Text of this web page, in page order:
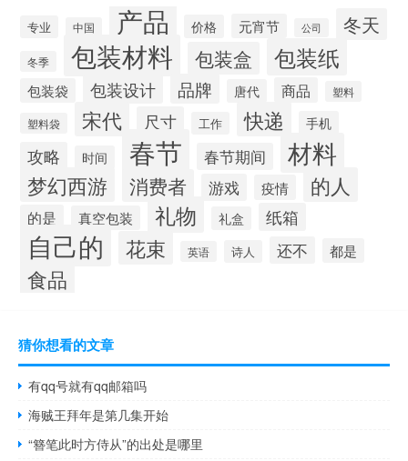
专业 中国 产品 价格 元宵节 公司 冬天
冬季 包装材料 包装盒 包装纸
包装袋 包装设计 品牌 唐代 商品 塑料
塑料袋 宋代 尺寸 工作 快递 手机
攻略 时间 春节 春节期间 材料
梦幻西游 消费者 游戏 疫情 的人
的是 真空包装 礼物 礼盒 纸箱
自己的 花束 英语 诗人 还不 都是
食品
猜你想看的文章
有qq号就有qq邮箱吗
海贼王拜年是第几集开始
“簪笔此时方侍从”的出处是哪里